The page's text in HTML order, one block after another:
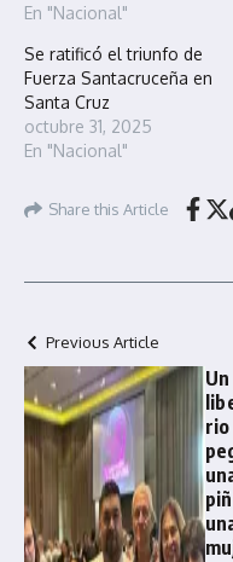
En "Nacional"
Se ratificó el triunfo de
Fuerza Santacruceña en
Santa Cruz
octubre 31, 2025
En "Nacional"
Share this Article
Previous Article
Un
rio